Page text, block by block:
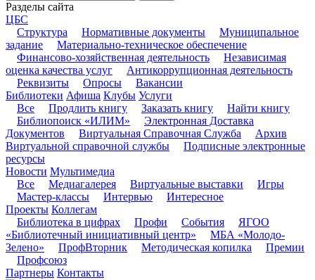
Разделы сайта
ЦБС
Структура
Нормативные документы
Муниципальное
задание
Материально-техническое обеспечение
Финансово-хозяйственная деятельность
Независимая
оценка качества услуг
Антикоррупционная деятельность
Реквизиты
Опросы
Вакансии
Библиотеки Афиша Клубы Услуги
Все
Продлить книгу Заказать книгу
Найти книгу
Библиопоиск «ИЛИМ»
Электронная Доставка
Документов
Виртуальная Справочная Служба
Архив
Виртуальной справочной службы
Подписные электронные
ресурсы
Новости Мультимедиа
Все
Медиагалерея Виртуальные выставки
Игры
Мастер-классы
Интервью
Интересное
Проекты Коллегам
Библиотека в цифрах
Профи События
ЯГОО
«Библиотечный инициативный центр»
МБА «Молодо-
Зелено»
ПрофВторник Методическая копилка
Премии
Профсоюз
Партнеры Контакты